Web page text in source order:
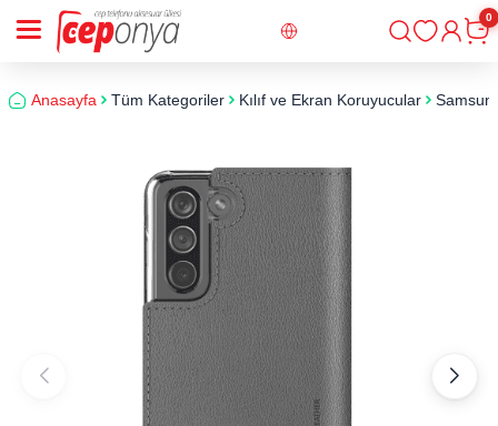
Giriş
0
Anasayfa Tüm Kategoriler Kılıf ve Ekran Koruyucular